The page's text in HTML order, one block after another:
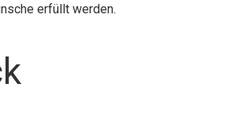
erfüllt werden.